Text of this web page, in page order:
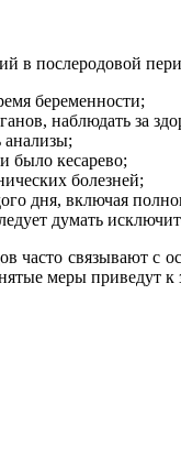
в послеродовой
беременности;
наблюдать за
анализы;
было кесарево;
болезней;
дня, включая
думать
часто связывают с
меры